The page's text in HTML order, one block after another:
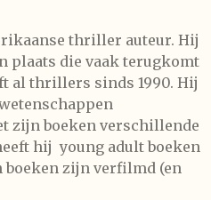
thriller auteur. Hij
plaats die vaak terugkomt
al thrillers sinds 1990. Hij
zijn boeken verschillende
hij young adult boeken
boeken zijn verfilmd (en